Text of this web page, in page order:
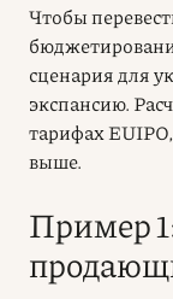
Чтобы
сценария для
экспансию.
тарифах
выше.
Пример